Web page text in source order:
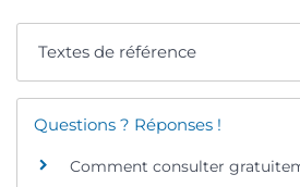
Textes de référence
Questions ? Réponses !
Comment consulter